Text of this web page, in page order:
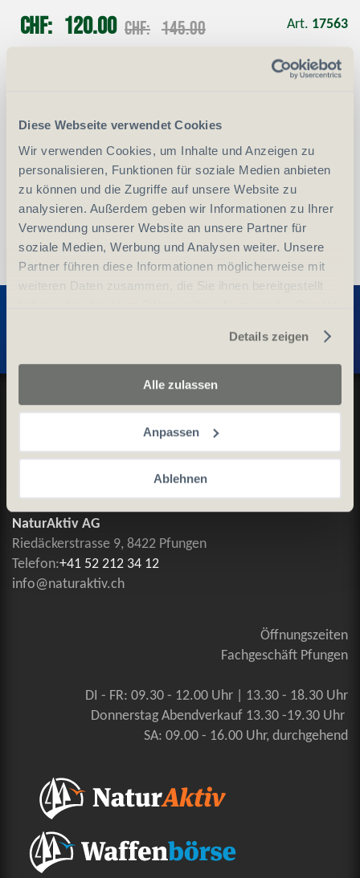
Diese Webseite verwendet Cookies
Wir verwenden Cookies, um Inhalte und Anzeigen zu
personalisieren, Funktionen für soziale Medien anbieten
zu können und die Zugriffe auf unsere Website zu
analysieren. Außerdem geben wir Informationen zu Ihrer
Verwendung unserer Website an unsere Partner für
soziale Medien, Werbung und Analysen weiter. Unsere
Partner führen diese Informationen möglicherweise mit
weiteren Daten zusammen, die Sie ihnen bereitgestellt
Details zeigen
Alle zulassen
Anpassen
Ablehnen
CHF 145.00
CHF 120.00 Art. 17563
Datenschutz und Cookie-Richtlinien
Kontaktieren Sie uns
NaturAktiv AG
Riedäckerstrasse 9, 8422 Pfungen
Telefon:+41 52 212 34 12
info@naturaktiv.ch
Öffnungszeiten
Fachgeschäft Pfungen
DI - FR: 09.30 - 12.00 Uhr | 13.30 - 18.30 Uhr
Donnerstag Abendverkauf 13.30 -19.30 Uhr
SA: 09.00 - 16.00 Uhr, durchgehend